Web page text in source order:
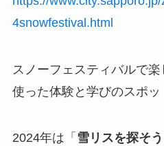
4snowfestival.html
スノーフェスティバルで
使った体験と学びのスポッ
2024年は「 雪リスを探そう